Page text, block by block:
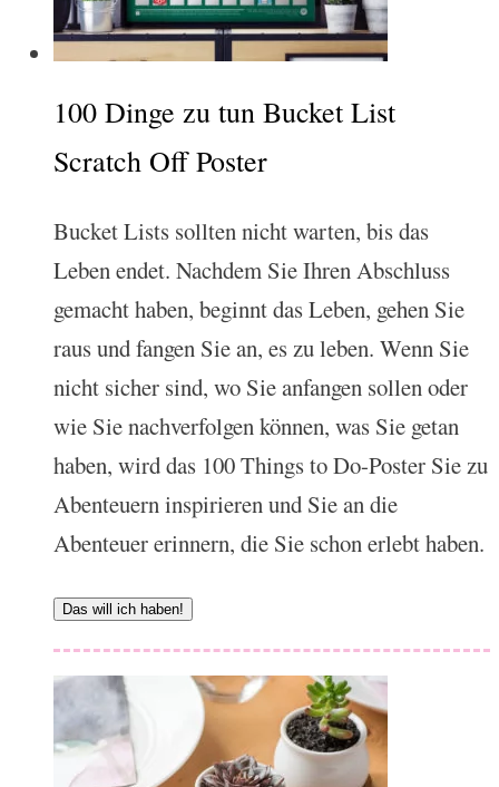
100 Dinge zu tun Bucket List
Scratch Off Poster
Bucket Lists sollten nicht warten, bis das
Leben endet. Nachdem Sie Ihren Abschluss
gemacht haben, beginnt das Leben, gehen Sie
raus und fangen Sie an, es zu leben. Wenn Sie
nicht sicher sind, wo Sie anfangen sollen oder
wie Sie nachverfolgen können, was Sie getan
haben, wird das 100 Things to Do-Poster Sie zu
Abenteuern inspirieren und Sie an die
Abenteuer erinnern, die Sie schon erlebt haben.
Das will ich haben!